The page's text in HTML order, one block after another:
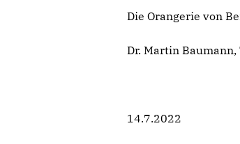
Die Orangerie von
Dr. Martin
14.7.2022